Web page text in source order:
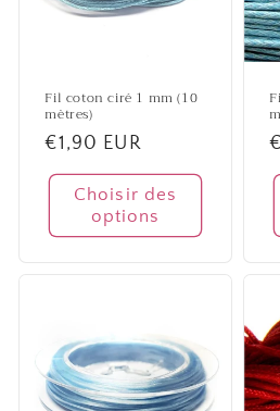
Fil coton ciré 1 mm (10
mètres)
Prix
habituel
€1,90 EUR
Choisir des
options